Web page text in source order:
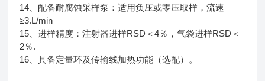
14、配备耐腐蚀采样泵：适用负压或零压取样，流速
≥3.L/min
15、进样精度：注射器进样RSD＜4％，气袋进样RSD＜
2％.
16、具备定量环及传输线加热功能（选配）。